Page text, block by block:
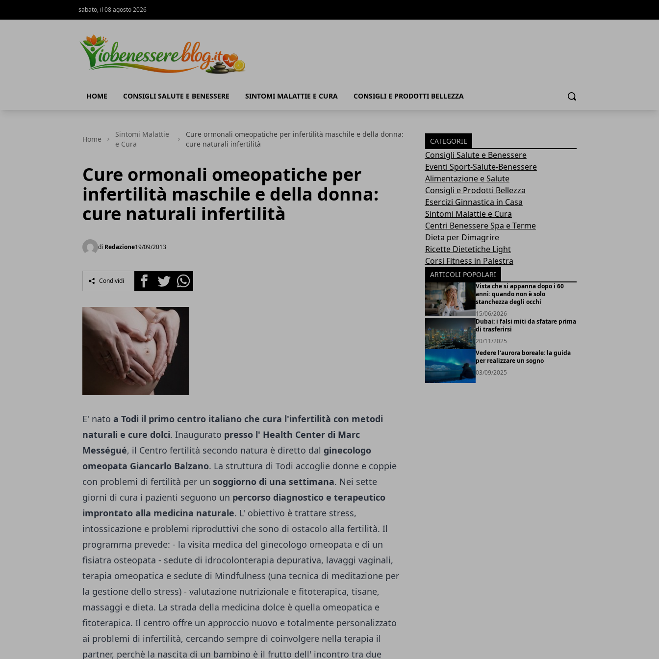
sabato, il 08 agosto 2026
HOME CONSIGLI SALUTE E BENESSERE SINTOMI MALATTIE E CURA CONSIGLI E PRODOTTI BELLEZZA Cerca
Home
Sintomi Malattie
e Cura
Cure ormonali omeopatiche per infertilità maschile e della donna:
cure naturali infertilità
Cure ormonali omeopatiche per
infertilità maschile e della donna:
cure naturali infertilità
di Redazione19/09/2013
Condividi FacebookTwitterWhatsapp
E' nato a Todi il primo centro italiano che cura l'infertilità con metodi
naturali e cure dolci. Inaugurato presso l' Health Center di Marc
Mességué, il Centro fertilità secondo natura è diretto dal ginecologo
omeopata Giancarlo Balzano. La struttura di Todi accoglie donne e coppie
con problemi di fertilità per un soggiorno di una settimana. Nei sette
giorni di cura i pazienti seguono un percorso diagnostico e terapeutico
improntato alla medicina naturale. L' obiettivo è trattare stress,
intossicazione e problemi riproduttivi che sono di ostacolo alla fertilità. Il
programma prevede: - la visita medica del ginecologo omeopata e di un
fisiatra osteopata - sedute di idrocolonterapia depurativa, lavaggi vaginali,
terapia omeopatica e sedute di Mindfulness (una tecnica di meditazione per
la gestione dello stress) - valutazione nutrizionale e fitoterapica, tisane,
massaggi e dieta. La strada della medicina dolce è quella omeopatica e
fitoterapica. Il centro offre un approccio nuovo e totalmente personalizzato
ai problemi di infertilità, cercando sempre di coinvolgere nella terapia il
partner, perchè la nascita di un bambino è il frutto dell' incontro tra due
CATEGORIE
Consigli Salute e Benessere
Eventi Sport-Salute-Benessere
Alimentazione e Salute
Consigli e Prodotti Bellezza
Esercizi Ginnastica in Casa
Sintomi Malattie e Cura
Centri Benessere Spa e Terme
Dieta per Dimagrire
Ricette Dietetiche Light
Corsi Fitness in Palestra
ARTICOLI POPOLARI
Vista che si appanna dopo i 60
anni: quando non è solo
stanchezza degli occhi
15/06/2026
Dubai: i falsi miti da sfatare prima
di trasferirsi
20/11/2025
Vedere l'aurora boreale: la guida
per realizzare un sogno
03/09/2025